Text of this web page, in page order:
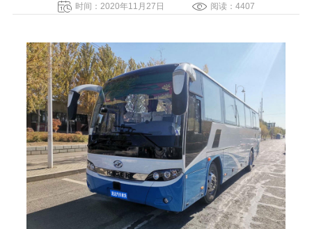
时间：2020年11月27日 阅读：4407